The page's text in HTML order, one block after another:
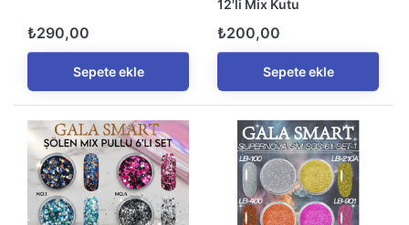
₺290,00
Sepete ekle
12'li Mix Kutu
₺200,00
Sepete ekle